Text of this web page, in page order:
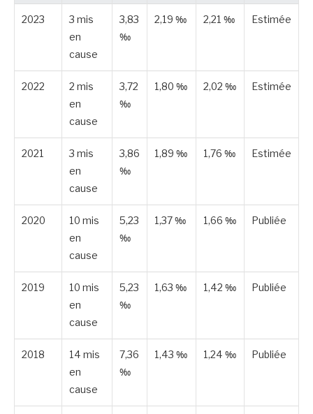
2023
3 mis
en
cause
3,83
‰
2,19 ‰ 2,21 ‰ Estimée
2022
2 mis
en
cause
3,72
‰
1,80 ‰ 2,02 ‰ Estimée
2021
3 mis
en
cause
3,86
‰
1,89 ‰ 1,76 ‰ Estimée
2020
10 mis
en
cause
5,23
‰
1,37 ‰ 1,66 ‰ Publiée
2019
10 mis
en
cause
5,23
‰
1,63 ‰ 1,42 ‰ Publiée
2018
14 mis
en
cause
7,36
‰
1,43 ‰ 1,24 ‰ Publiée